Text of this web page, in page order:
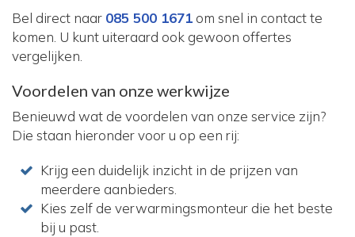
Bel direct naar 085 500 1671 om snel in contact te
komen. U kunt uiteraard ook gewoon offertes
vergelijken.
Voordelen van onze werkwijze
Benieuwd wat de voordelen van onze service zijn?
Die staan hieronder voor u op een rij:
Krijg een duidelijk inzicht in de prijzen van
meerdere aanbieders.
Kies zelf de verwarmingsmonteur die het beste
bij u past.